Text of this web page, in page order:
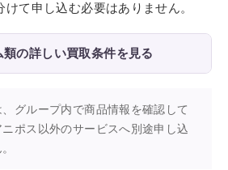
て申し込む必要はありません。
の詳しい買取条件を見る
グループ内で商品情報を確認して
ポス以外のサービスへ別途申し込